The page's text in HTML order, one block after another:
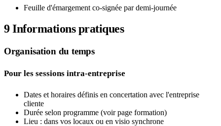
Feuille d'émargement co-signée par demi-journée
9Informations pratiques
Organisation du temps
Pour les sessions intra-entreprise
Dates et horaires définis en concertation avec l'entreprise
cliente
Durée selon programme (voir page formation)
Lieu : dans vos locaux ou en visio synchrone